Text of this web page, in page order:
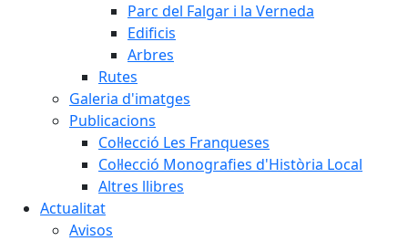
Parc del Falgar i la Verneda
Edificis
Arbres
Rutes
Galeria d'imatges
Publicacions
Col·lecció Les Franqueses
Col·lecció Monografies d'Història Local
Altres llibres
Actualitat
Avisos